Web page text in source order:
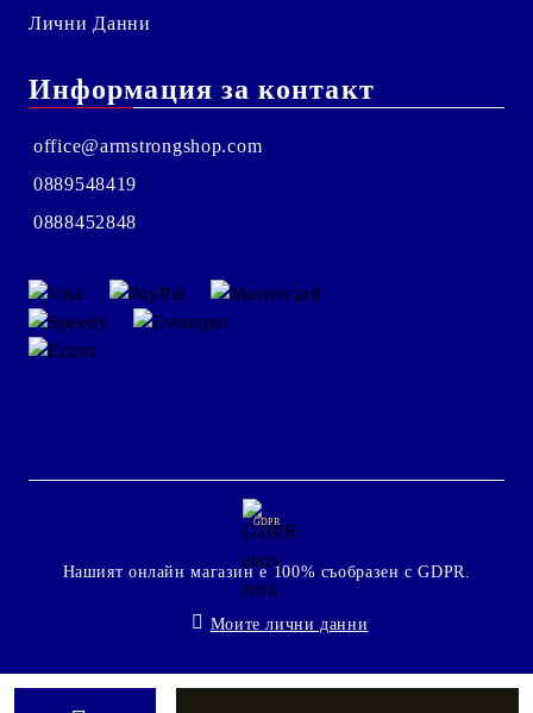
Лични Данни
Информация за контакт
office@armstrongshop.com
0889548419
0888452848
GDPR
Нашият онлайн магазин е 100% съобразен с GDPR.
Моите лични данни